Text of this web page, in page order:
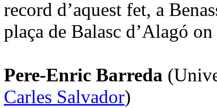
record d’aquest fet, a
plaça de Balasc d’Alagó
Pere-Enric Barreda
Carles Salvador)